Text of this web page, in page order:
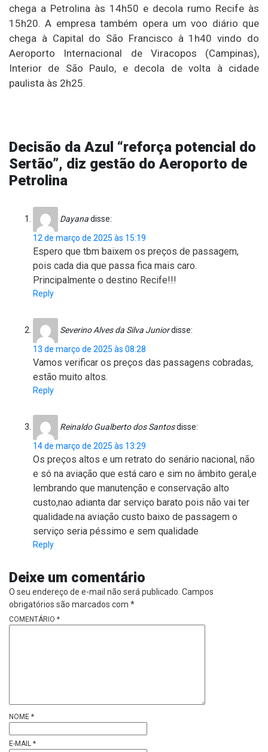
chega a Petrolina às 14h50 e decola rumo Recife às
15h20. A empresa também opera um voo diário que
chega à Capital do São Francisco à 1h40 vindo do
Aeroporto Internacional de Viracopos (Campinas),
Interior de São Paulo, e decola de volta à cidade
paulista às 2h25.
Decisão da Azul “reforça potencial do
Sertão”, diz gestão do Aeroporto de
Petrolina
Dayanadisse:
12 de março de 2025 às 15:19
Espero que tbm baixem os preços de passagem,
pois cada dia que passa fica mais caro.
Principalmente o destino Recife!!!
Reply
Severino Alves da Silva Juniordisse:
13 de março de 2025 às 08:28
Vamos verificar os preços das passagens cobradas,
estão muito altos.
Reply
Reinaldo Gualberto dos Santosdisse:
14 de março de 2025 às 13:29
Os preços altos e um retrato do senário nacional, não
e só na aviação que está caro e sim no âmbito geral,e
lembrando que manutenção e conservação alto
custo,nao adianta dar serviço barato pois não vai ter
qualidade.na aviação custo baixo de passagem o
serviço seria péssimo e sem qualidade
Reply
Deixe um comentário
O seu endereço de e-mail não será publicado. Campos
obrigatórios são marcados com *
COMENTÁRIO *
NOME *
E-MAIL *